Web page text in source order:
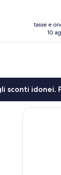
tasse e
10
sconti idonei.